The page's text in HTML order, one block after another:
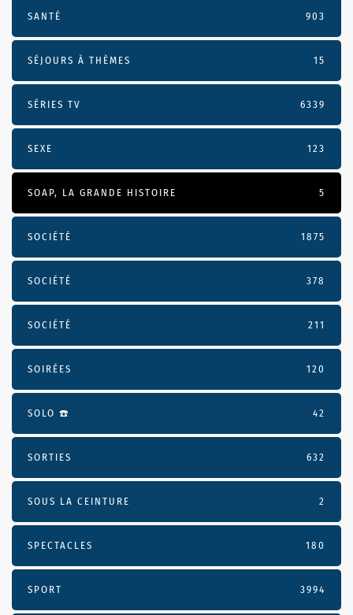
SANTÉ 903
SÉJOURS À THÈMES 15
SÉRIES TV 6339
SEXE 123
SOAP, LA GRANDE HISTOIRE 5
SOCIÉTÉ 1875
SOCIÉTÉ 378
SOCIÉTÉ 211
SOIRÉES 120
SOLO ☎️ 42
SORTIES 632
SOUS LA CEINTURE 2
SPECTACLES 180
SPORT 3994